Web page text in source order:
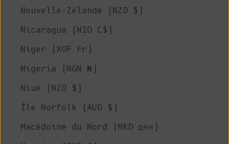
Nouvelle-Zélande (NZD $)
Nicaragua (NIO C$)
Niger (XOF Fr)
Nigeria (NGN ₦)
Niue (NZD $)
Île Norfolk (AUD $)
Macédoine du Nord (MKD ден)